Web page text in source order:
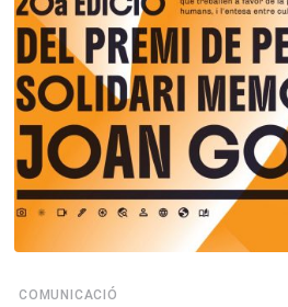
COMUNICACIÓ